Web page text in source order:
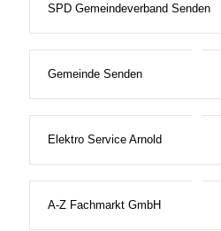
SPD Gemeindeverband Senden
Gemeinde Senden
Elektro Service Arnold
A-Z Fachmarkt GmbH